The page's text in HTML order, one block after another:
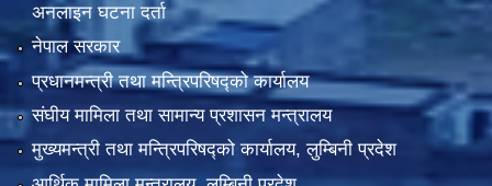
अनलाइन घटना दर्ता
नेपाल सरकार
प्रधानमन्त्री तथा मन्त्रिपरिषद्को कार्यालय
संघीय मामिला तथा सामान्य प्रशासन मन्त्रालय
मुख्यमन्त्री तथा मन्त्रिपरिषद्को कार्यालय, लुम्बिनी प्रदेश